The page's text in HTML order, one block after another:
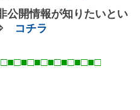
公開情報が知りたいとい
コチラ
□